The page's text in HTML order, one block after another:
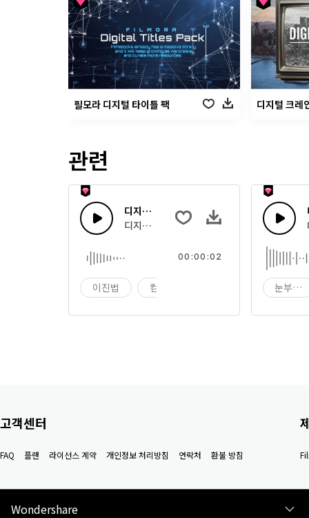
필모라 디지털 타이틀 팩 디지털 크레
관련
디지탈 차임 블리프
디지털 스크린에 입력된 짧은 전자 메시지
이진법 컴퓨터
00:00:02
눈부시
고객센터
FAQ 플랜 라이선스 계약 개인정보 처리방침 연락처 환불 방침
Wondershare